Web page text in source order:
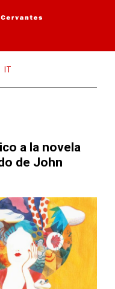
IT
a la novela
de John